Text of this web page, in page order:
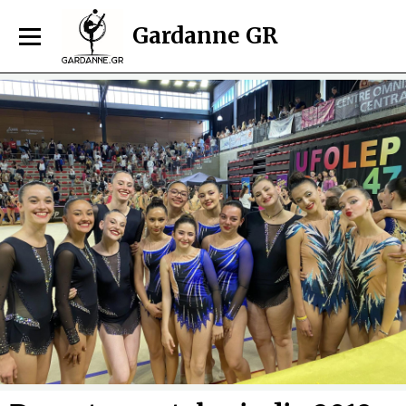
Gardanne GR